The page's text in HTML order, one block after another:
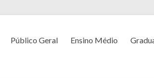
Público Geral Ensino Médio